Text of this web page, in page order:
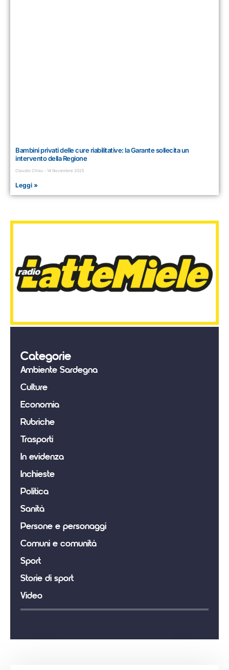
Bambini privati delle cure riabilitative: la Garante sollecita un
intervento della Regione
Claudio Chisu 14 Novembre 2025
Leggi »
Categorie
Ambiente Sardegna
Culture
Economia
Rubriche
Trasporti
In evidenza
Inchieste
Politica
Sanità
Persone e personaggi
Comuni e comunità
Sport
Storie di sport
Video